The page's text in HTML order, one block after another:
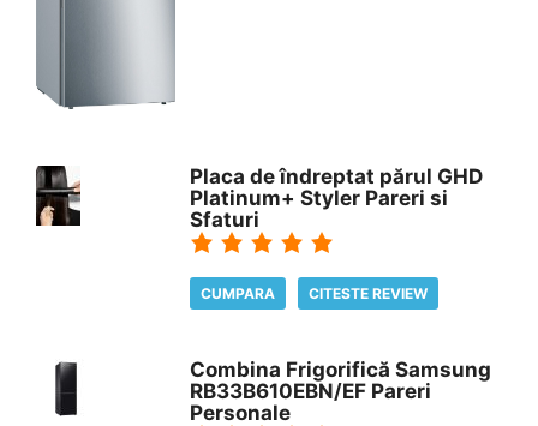
Placa de îndreptat părul GHD
Platinum+ Styler Pareri si
Sfaturi
CUMPARA CITESTE REVIEW
Combina Frigorifică Samsung
RB33B610EBN/EF Pareri
Personale